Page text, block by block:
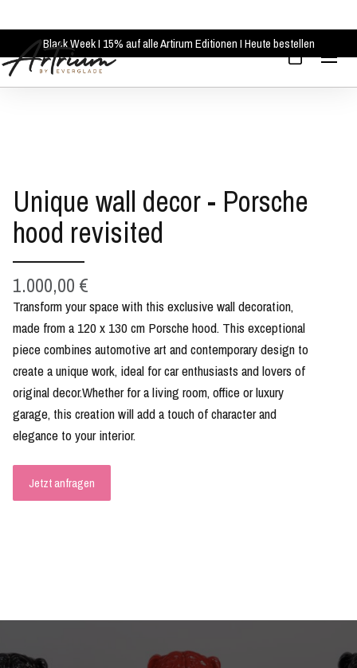
Black Week I 15% auf alle Artirum Editionen I Heute bestellen
Unique wall decor - Porsche
hood revisited
1.000,00 €
Transform your space with this exclusive wall decoration,
made from a 120 x 130 cm Porsche hood. This exceptional
piece combines automotive art and contemporary design to
create a unique work, ideal for car enthusiasts and lovers of
original decor.Whether for a living room, office or luxury
garage, this creation will add a touch of character and
elegance to your interior.
Jetzt anfragen